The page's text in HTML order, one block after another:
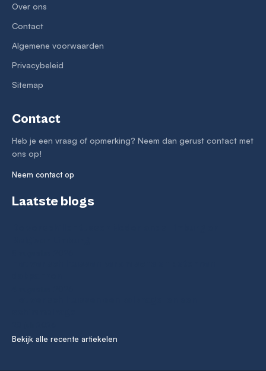
Over ons
Contact
Algemene voorwaarden
Privacybeleid
Sitemap
Contact
Heb je een vraag of opmerking? Neem dan gerust contact met
ons op!
Neem contact op
Laatste blogs
Bekijk alle recente artiekelen